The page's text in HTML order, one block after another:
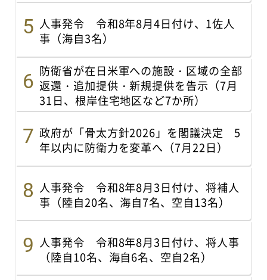
人事発令 令和8年8月4日付け、1佐人
事（海自3名）
防衛省が在日米軍への施設・区域の全部
返還・追加提供・新規提供を告示（7月
31日、根岸住宅地区など7か所）
政府が「骨太方針2026」を閣議決定 5
年以内に防衛力を変革へ（7月22日）
人事発令 令和8年8月3日付け、将補人
事（陸自20名、海自7名、空自13名）
人事発令 令和8年8月3日付け、将人事
（陸自10名、海自6名、空自2名）